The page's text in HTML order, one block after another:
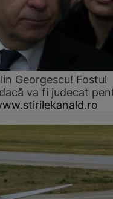
Georgescu! Fostul
va fi judecat